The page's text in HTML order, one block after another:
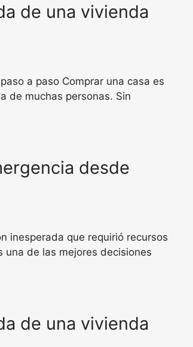
de una vivienda
a paso Comprar una casa es
de muchas personas. Sin
desde
inesperada que requirió recursos
una de las mejores decisiones
de una vivienda